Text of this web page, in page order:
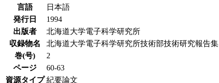
言語
日本語
発行日
1994
出版者
北海道大学電子科学研究所
収録物名
北海道大学電子科学研究所技術部技術研究報告集
巻(号)
2
ページ
60-63
資源タイプ 紀要論文